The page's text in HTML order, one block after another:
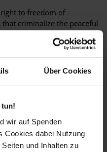
Über Cookies
wir auf Spenden
Cookies dabei Nutzung
und Inhalten zu
to freedom of
criminalize the peaceful
Article 214 of the
eine einjährige Haftstrafe
bahrainischen Königs".
Urteil gegen ihn bestätigt.
Rechtsbeistand und